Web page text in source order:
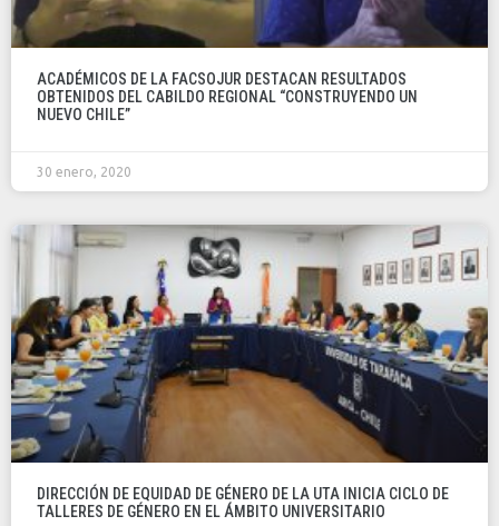
ACADÉMICOS DE LA FACSOJUR DESTACAN RESULTADOS
OBTENIDOS DEL CABILDO REGIONAL “CONSTRUYENDO UN
NUEVO CHILE”
30 enero, 2020
DIRECCIÓN DE EQUIDAD DE GÉNERO DE LA UTA INICIA CICLO DE
TALLERES DE GÉNERO EN EL ÁMBITO UNIVERSITARIO